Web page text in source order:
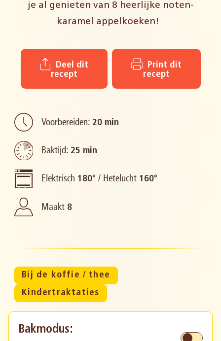
je al genieten van 8 heerlijke noten-
karamel appelkoeken!
recept
recept
Voorbereiden: 20 min
Baktijd: 25 min
Elektrisch 180° / Hetelucht 160°
Maakt 8
Bij de koffie / thee
Kindertraktaties
Bakmodus: